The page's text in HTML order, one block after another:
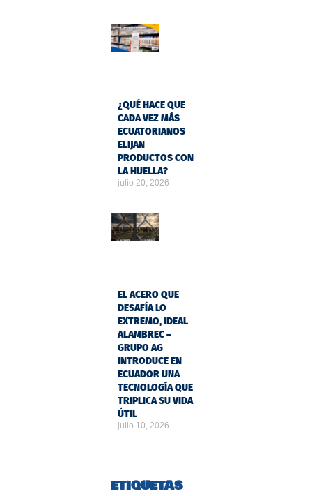
¿QUÉ HACE QUE
CADA VEZ MÁS
ECUATORIANOS
ELIJAN
PRODUCTOS CON
LA HUELLA?
julio 20, 2026
EL ACERO QUE
DESAFÍA LO
EXTREMO, IDEAL
ALAMBREC –
GRUPO AG
INTRODUCE EN
ECUADOR UNA
TECNOLOGÍA QUE
TRIPLICA SU VIDA
ÚTIL
julio 10, 2026
ETIQUETAS